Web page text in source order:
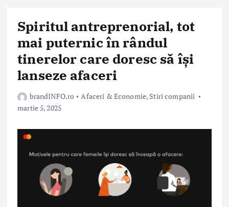
Spiritul antreprenorial, tot
mai puternic în rândul
tinerelor care doresc să își
lanseze afaceri
brandINFO.ro Afaceri & Economie, Stiri companii
martie 5, 2025